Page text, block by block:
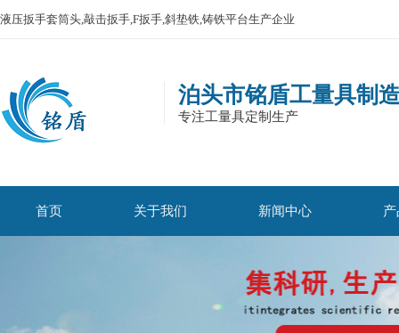
液压扳手套筒头,敲击扳手,F扳手,斜垫铁,铸铁平台生产企业
泊头市铭盾工量具制
专注工量具定制生产
首页 关于我们 新闻中心